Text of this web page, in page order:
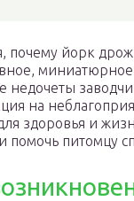
почему йорк
миниатюрное
на
здоровья и
помочь питомцу